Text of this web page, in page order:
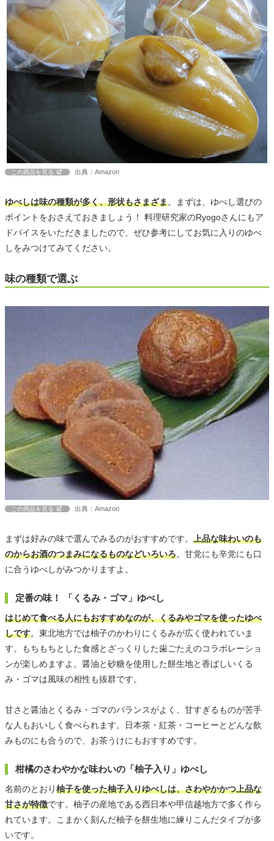
この商品を見る 出典：Amazon
ゆべしは味の種類が多く、形状もさまざま。まずは、ゆべし選びの
ポイントをおさえておきましょう！ 料理研究家のRyogoさんにもア
ドバイスをいただきましたので、ぜひ参考にしてお気に入りのゆべ
しをみつけてみてください。
味の種類で選ぶ
この商品を見る 出典：Amazon
まずは好みの味で選んでみるのがおすすめです。 上品な味わいのも
のからお酒のつまみになるものなどいろいろ。甘党にも辛党にも口
に合うゆべしがみつかりますよ。
定番の味！ 「くるみ・ゴマ」ゆべし
はじめて食べる人にもおすすめなのが、くるみやゴマを使ったゆべ
しです。東北地方では柚子のかわりにくるみが広く使われていま
す。もちもちとした食感とざっくりした歯ごたえのコラボレーショ
ンが楽しめますよ。醤油と砂糖を使用した餅生地と香ばしいくる
み・ゴマは風味の相性も抜群です。
甘さと醤油とくるみ・ゴマのバランスがよく、甘すぎるものが苦手
な人もおいしく食べられます。日本茶・紅茶・コーヒーとどんな飲
みものにも合うので、お茶うけにもおすすめです。
柑橘のさわやかな味わいの「柚子入り」ゆべし
名前のとおり柚子を使った柚子入りゆべしは、さわやかかつ上品な
甘さが特徴です。柚子の産地である西日本や甲信越地方で多く作ら
れています。こまかく刻んだ柚子を餅生地に練りこんだタイプが多
いです。